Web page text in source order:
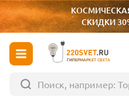
СКИДКИ
ГИПЕРМАРКЕТ СВЕТА